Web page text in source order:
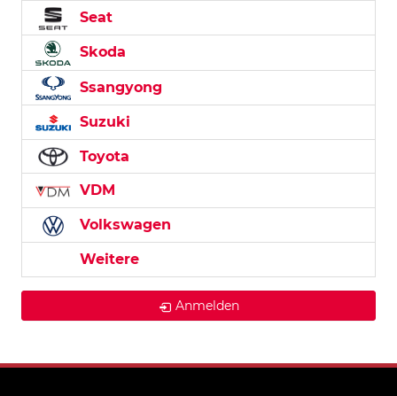
Seat
Skoda
Ssangyong
Suzuki
Toyota
VDM
Volkswagen
Weitere
Anmelden